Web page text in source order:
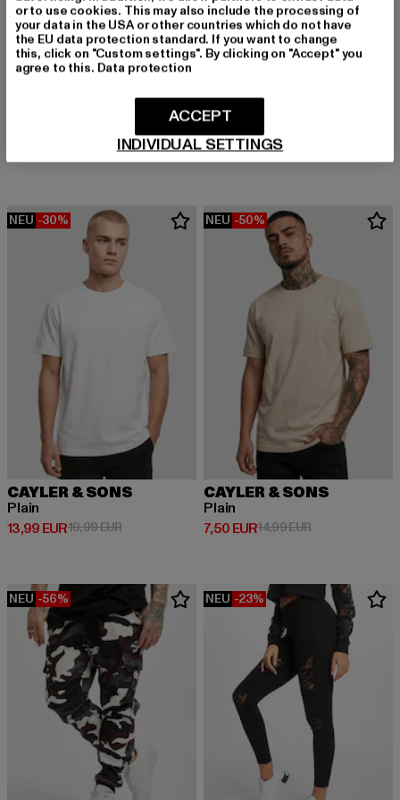
Derzeitiger Preis: 17,09 EURAktionspreis: 29,99 EUR
URBAN CLASSICS
Ladies Cropped Rib
10,00 EUR
Derzeitiger Preis: 10,00 EUR
19,99 EUR
NEU -30%
CAYLER & SONS
Plain
13,99 EUR
Derzeitiger Preis: 13,99 EUR
19,99 EURAktionspreis: 19,99 EUR
NEU -50%
CAYLER & SONS
Plain
7,50 EUR
Derzeitiger Preis: 7,50 EUR
14,99 EURAktionspreis:
NEU -56% NEU -23%
or to use cookies. This may also include the processing of
your data in the USA or other countries which do not have
the EU data protection standard. If you want to change
this, click on "Custom settings". By clicking on "Accept" you
agree to this. Data protection
INDIVIDUAL SETTINGS
ACCEPT